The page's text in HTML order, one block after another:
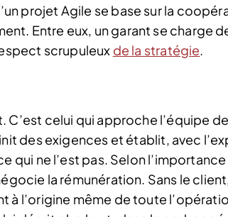
projet Agile se base sur la
Entre eux, un garant se charge
scrupuleux de la stratégie.
C’est celui qui approche l’équipe
des exigences et établit, avec
qui ne l’est pas. Selon
la rémunération. Sans le
à l’origine même de toute